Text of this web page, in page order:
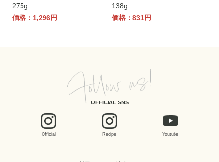
275g
価格：1,296円
138g
価格：831円
OFFICIAL SNS
Official Recipe Youtube